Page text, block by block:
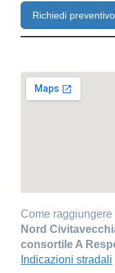
Richiedi preventivo
Come raggiungere
Nord
consortile A
Indicazioni stradali